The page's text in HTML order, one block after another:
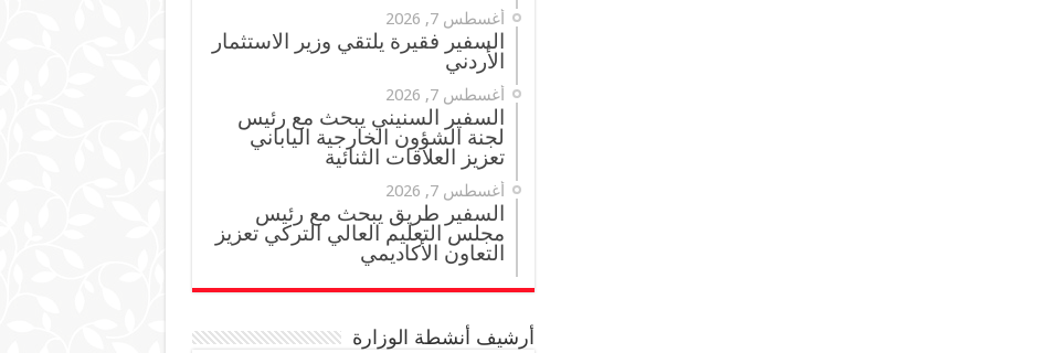
أغسطس 7, 2026
السفير فقيرة يلتقي وزير الاستثمار
الأردني
أغسطس 7, 2026
السفير السنيني يبحث مع رئيس
لجنة الشؤون الخارجية الياباني
تعزيز العلاقات الثنائية
أغسطس 7, 2026
السفير طريق يبحث مع رئيس
مجلس التعليم العالي التركي تعزيز
التعاون الأكاديمي
أرشيف أنشطة الوزارة